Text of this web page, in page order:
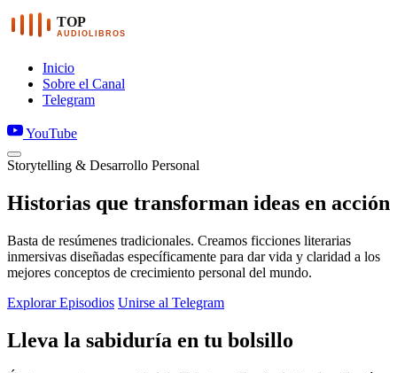
TOP
AUDIOLIBROS
Inicio
Sobre el Canal
Telegram
YouTube
Storytelling & Desarrollo Personal
Historias que transforman ideas en acción
Basta de resúmenes tradicionales. Creamos ficciones literarias
inmersivas diseñadas específicamente para dar vida y claridad a los
mejores conceptos de crecimiento personal del mundo.
Explorar Episodios Unirse al Telegram
Lleva la sabiduría en tu bolsillo